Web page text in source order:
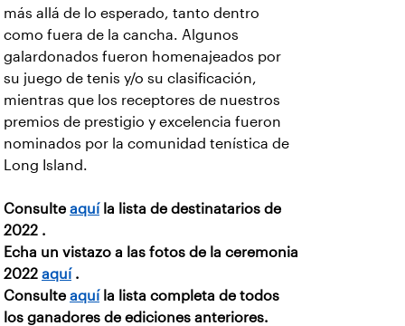
más allá de lo esperado, tanto dentro
como fuera de la cancha. Algunos
galardonados fueron homenajeados por
su juego de tenis y/o su clasificación,
mientras que los receptores de nuestros
premios de prestigio y excelencia fueron
nominados por la comunidad tenística de
Long Island.
Consulte aquíla lista de destinatarios de
2022 .
Echa un vistazo a las fotos de la ceremonia
2022 aquí.
Consulte aquíla lista completa de todos
los ganadores de ediciones anteriores.